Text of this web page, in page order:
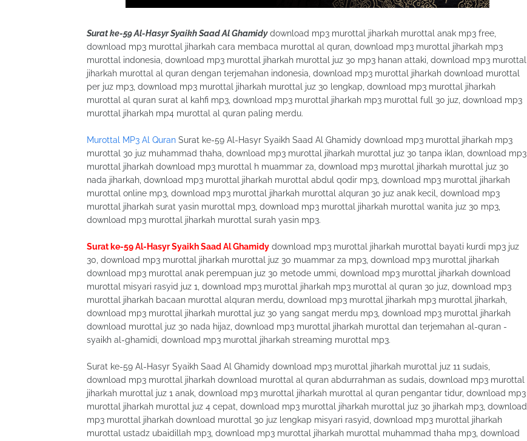
Surat ke-59 Al-Hasyr Syaikh Saad Al Ghamidydownload mp3 murottal jiharkah murottal anak mp3 free,
download mp3 murottal jiharkah cara membaca murottal al quran, download mp3 murottal jiharkah mp3
murottal indonesia, download mp3 murottal jiharkah murottal juz 30 mp3 hanan attaki, download mp3 murottal
jiharkah murottal al quran dengan terjemahan indonesia, download mp3 murottal jiharkah download murottal
per juz mp3, download mp3 murottal jiharkah murottal juz 30 lengkap, download mp3 murottal jiharkah
murottal al quran surat al kahfi mp3, download mp3 murottal jiharkah mp3 murottal full 30 juz, download mp3
murottal jiharkah mp4 murottal al quran paling merdu.
Murottal MP3 Al Quran Surat ke-59 Al-Hasyr Syaikh Saad Al Ghamidy download mp3 murottal jiharkah mp3
murottal 30 juz muhammad thaha, download mp3 murottal jiharkah murottal juz 30 tanpa iklan, download mp3
murottal jiharkah download mp3 murottal h muammar za, download mp3 murottal jiharkah murottal juz 30
nada jiharkah, download mp3 murottal jiharkah murottal abdul qodir mp3, download mp3 murottal jiharkah
murottal online mp3, download mp3 murottal jiharkah murottal alquran 30 juz anak kecil, download mp3
murottal jiharkah surat yasin murottal mp3, download mp3 murottal jiharkah murottal wanita juz 30 mp3,
download mp3 murottal jiharkah murottal surah yasin mp3.
Surat ke-59 Al-Hasyr Syaikh Saad Al Ghamidy download mp3 murottal jiharkah murottal bayati kurdi mp3 juz
30, download mp3 murottal jiharkah murottal juz 30 muammar za mp3, download mp3 murottal jiharkah
download mp3 murottal anak perempuan juz 30 metode ummi, download mp3 murottal jiharkah download
murottal misyari rasyid juz 1, download mp3 murottal jiharkah mp3 murottal al quran 30 juz, download mp3
murottal jiharkah bacaan murottal alquran merdu, download mp3 murottal jiharkah mp3 murottal jiharkah,
download mp3 murottal jiharkah murottal juz 30 yang sangat merdu mp3, download mp3 murottal jiharkah
download murottal juz 30 nada hijaz, download mp3 murottal jiharkah murottal dan terjemahan al-quran -
syaikh al-ghamidi, download mp3 murottal jiharkah streaming murottal mp3.
Surat ke-59 Al-Hasyr Syaikh Saad Al Ghamidy download mp3 murottal jiharkah murottal juz 11 sudais,
download mp3 murottal jiharkah download murottal al quran abdurrahman as sudais, download mp3 murottal
jiharkah murottal juz 1 anak, download mp3 murottal jiharkah murottal al quran pengantar tidur, download mp3
murottal jiharkah murottal juz 4 cepat, download mp3 murottal jiharkah murottal juz 30 jiharkah mp3, download
mp3 murottal jiharkah download murottal 30 juz lengkap misyari rasyid, download mp3 murottal jiharkah
murottal ustadz ubaidillah mp3, download mp3 murottal jiharkah murottal muhammad thaha mp3, download